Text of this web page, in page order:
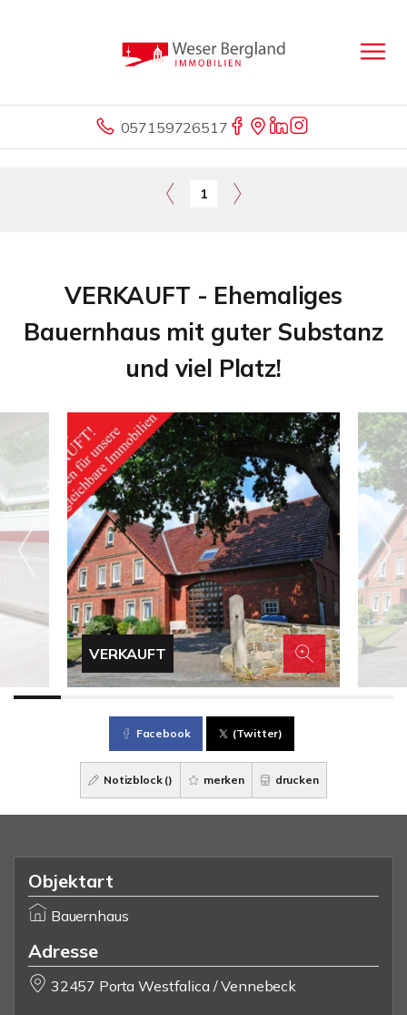
057159726517
1
VERKAUFT - Ehemaliges
Bauernhaus mit guter Substanz
und viel Platz!
VERKAUFT
Facebook (Twitter)
Notizblock () merken drucken
Objektart
Bauernhaus
Adresse
32457 Porta Westfalica / Vennebeck